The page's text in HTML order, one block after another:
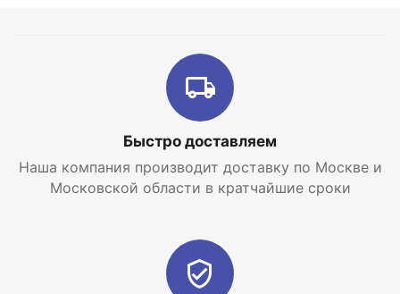
Быстро доставляем
Наша компания производит доставку по Москве и
Московской области в кратчайшие сроки